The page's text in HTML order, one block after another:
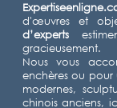
d'œuvres et
d’experts
gracieusement.
Nous vous
enchères ou
modernes,
chinois anciens,